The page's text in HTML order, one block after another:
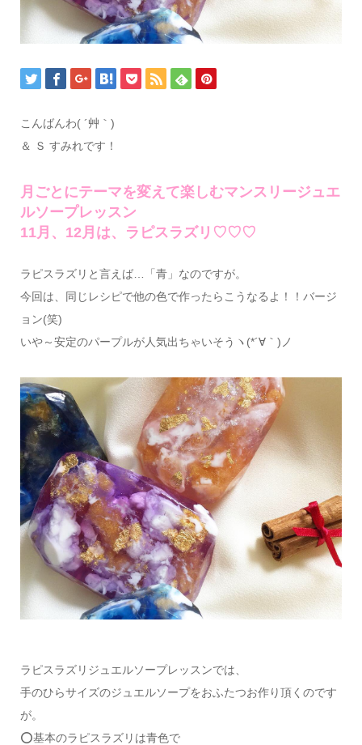
こんばんわ( ´艸｀)
＆ Ｓ すみれです！
月ごとにテーマを変えて楽しむマンスリージュエ
ルソープレッスン
11月、12月は、ラピスラズリ♡♡♡
ラピスラズリと言えば…「青」なのですが。
今回は、同じレシピで他の色で作ったらこうなるよ！！️バージ
ョン(笑)
いや～安定のパープルが人気出ちゃいそうヽ(*´∀｀)ノ
ラピスラズリジュエルソープレッスンでは、
手のひらサイズのジュエルソープをおふたつお作り頂くのです
が。
⭕基本のラピスラズリは青色で